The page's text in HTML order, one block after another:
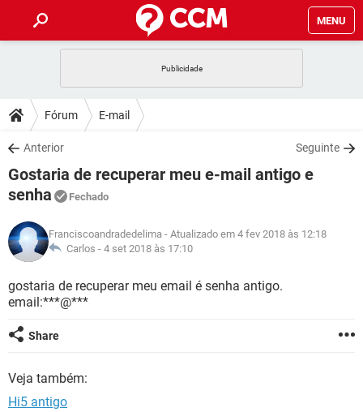
MENU
CELULAR
OUTLOOK
INSTAGRAM GMAIL
GUIA DE COMPRAS
DICAS
JOGOS
OUTLOOK
GUIA DE COMPRAS
DOWNLOADS
JOGOS WHATSAPP
CELULAR
OUTLOOK EXCEL
INSTAGRAM
GUIA DE COMPRAS
FÓRUM
CELULAR
INSTAGRAM
GUIA DE COMPRAS
GLOSSÁRIO
JOGOS
CELULAR FACEBOOK
INSTAGRAM
Fórum E-mail
Anterior Seguinte
Gostaria de recuperar meu e-mail antigo e
senha
Fechado
Franciscoandradedelima - Atualizado em 4 fev 2018 às 12:18
Carlos - 4 set 2018 às 17:10
gostaria de recuperar meu email é senha antigo.
email:***@***
Share
Veja também:
Hi5 antigo